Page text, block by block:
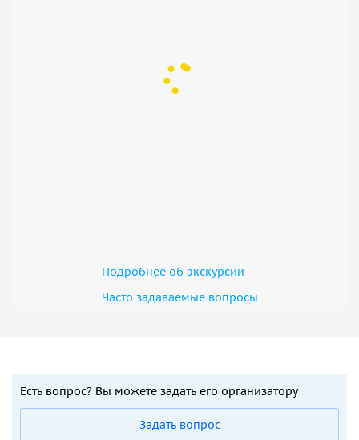
Подробнее об экскурсии
Часто задаваемые вопросы
Есть вопрос? Вы можете задать его организатору
Задать вопрос